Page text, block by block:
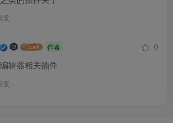
复
作者
0
辑器相关插件
复